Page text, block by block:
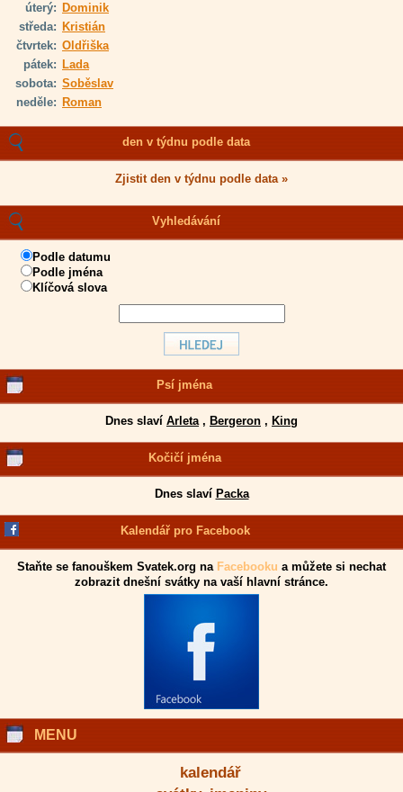
úterý: Dominik
středa: Kristián
čtvrtek: Oldřiška
pátek: Lada
sobota: Soběslav
neděle: Roman
den v týdnu podle data
Zjistit den v týdnu podle data »
Vyhledávání
Podle datumu
Podle jména
Klíčová slova
Psí jména
Dnes slaví Arleta, Bergeron , King
Kočičí jména
Dnes slaví Packa
Kalendář pro Facebook
Staňte se fanouškem Svatek.org na Facebooku a můžete si nechat
zobrazit dnešní svátky na vaší hlavní stránce.
MENU
kalendář